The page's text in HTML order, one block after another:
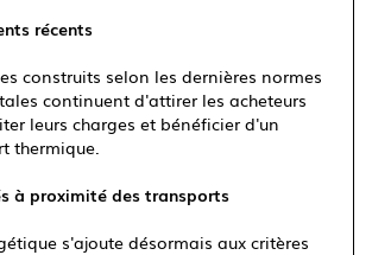
récents
construits selon les dernières normes
continuent d'attirer les acheteurs
leurs charges et bénéficier d'un
thermique.
à proximité des transports
s'ajoute désormais aux critères